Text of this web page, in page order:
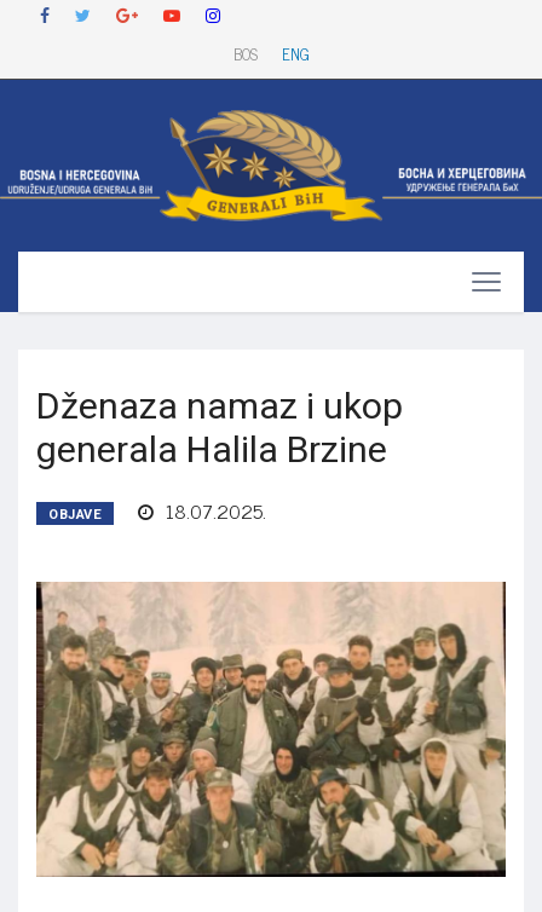
BOS ENG
Dženaza namaz i ukop
generala Halila Brzine
OBJAVE 18.07.2025.